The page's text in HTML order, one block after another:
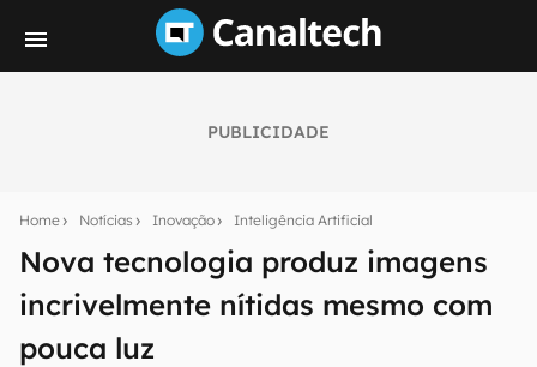
PUBLICIDADE
Home Notícias Inovação Inteligência Artificial
Nova tecnologia produz imagens
incrivelmente nítidas mesmo com
pouca luz
notícias e reviews sobre tecnologia em primeira
E-mail